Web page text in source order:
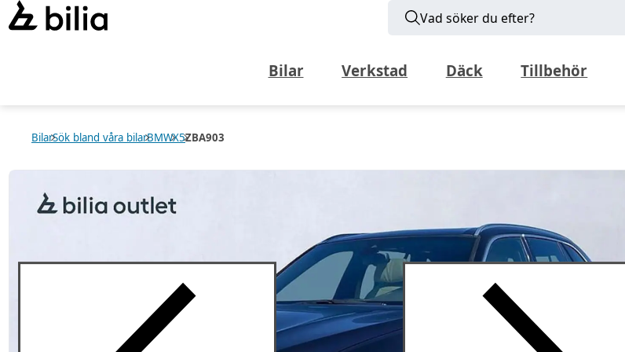
Vad söker du efter?
Bilar Verkstad Däck Tillbehör
BilarSök bland våra bilarBMWX5ZBA903